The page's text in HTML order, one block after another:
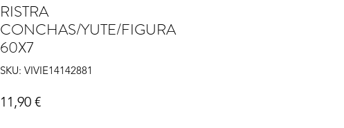
RISTRA
CONCHAS/YUTE/FIGURA
60X7
SKU: VIVIE14142881
11,90 €Precio